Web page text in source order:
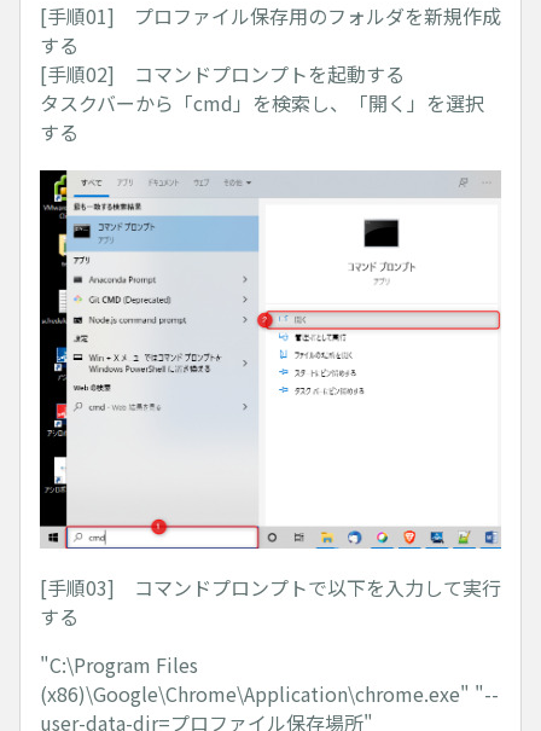
[手順01] プロファイル保存用のフォルダを新規作成
する
[手順02] コマンドプロンプトを起動する
タスクバーから「cmd」を検索し、「開く」を選択
する
[手順03] コマンドプロンプトで以下を入力して実行
する
"C:\Program Files
(x86)\Google\Chrome\Application\chrome.exe" "--
user-data-dir=プロファイル保存場所"